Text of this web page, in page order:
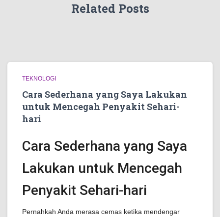
Related Posts
TEKNOLOGI
Cara Sederhana yang Saya Lakukan
untuk Mencegah Penyakit Sehari-
hari
Cara Sederhana yang Saya
Lakukan untuk Mencegah
Penyakit Sehari-hari
Pernahkah Anda merasa cemas ketika mendengar